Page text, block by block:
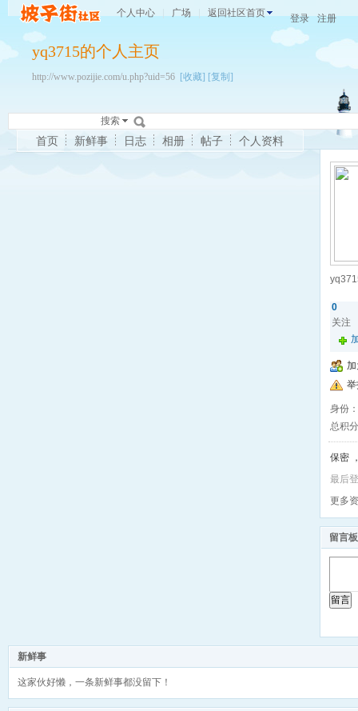
个人中心 广场 返回社区首页 登录 注册
yq3715的个人主页
http://www.pozijie.com/u.php?uid=56 [收藏] [复制]
搜索
首页 新鲜事 日志 相册 帖子 个人资料
0
关注
身份：
总积
保密
最后
更多
留言板
留言
新鲜事
这家伙好懒，一条新鲜事都没留下！